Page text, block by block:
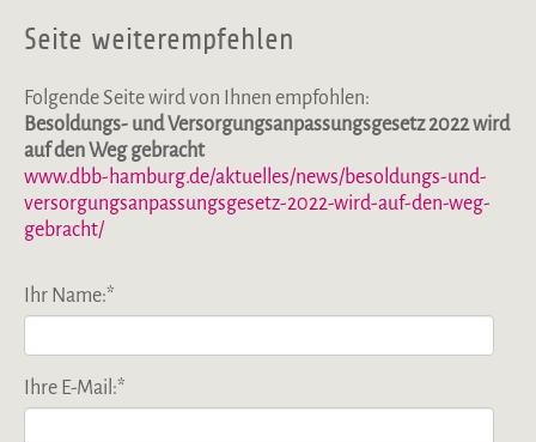
Seite weiterempfehlen
Folgende Seite wird von Ihnen empfohlen:
Besoldungs- und Versorgungsanpassungsgesetz 2022 wird
auf den Weg gebracht
www.dbb-hamburg.de/aktuelles/news/besoldungs-und-
versorgungsanpassungsgesetz-2022-wird-auf-den-weg-
gebracht/
Ihr Name:*
Ihre E-Mail:*